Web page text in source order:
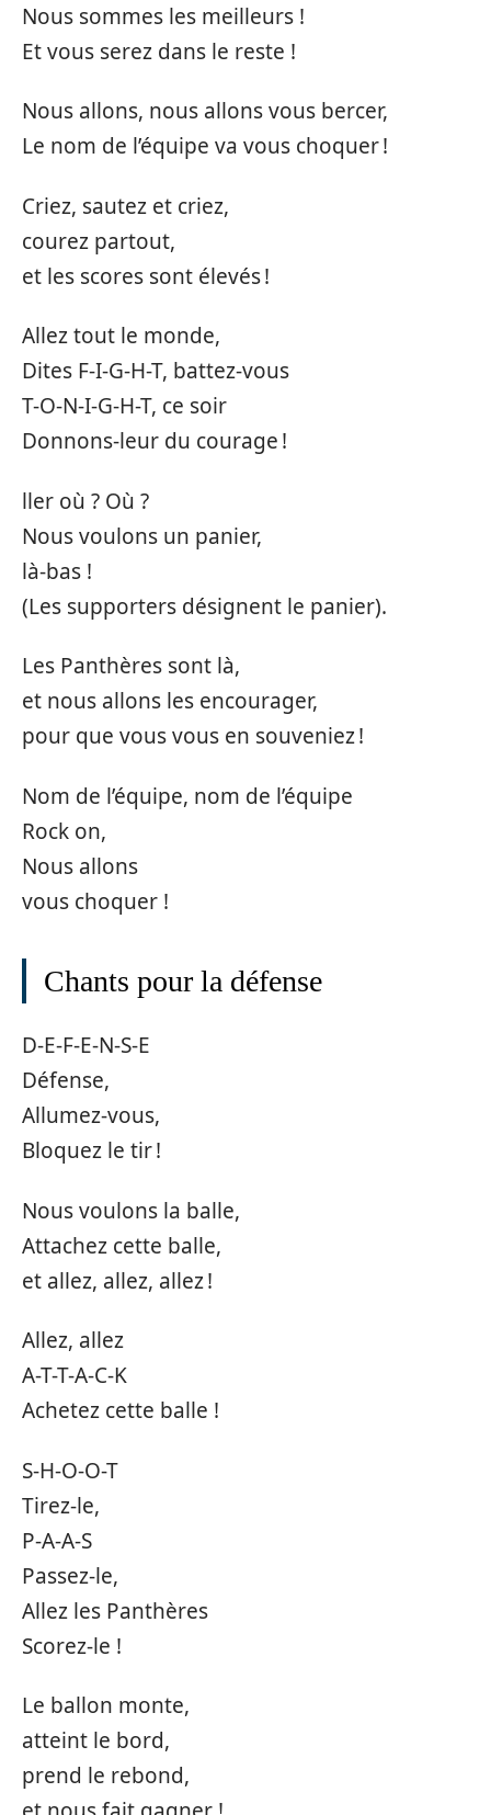
Nous sommes les meilleurs !
Et vous serez dans le reste !
Nous allons, nous allons vous bercer,
Le nom de l’équipe va vous choquer !
Criez, sautez et criez,
courez partout,
et les scores sont élevés !
Allez tout le monde,
Dites F-I-G-H-T, battez-vous
T-O-N-I-G-H-T, ce soir
Donnons-leur du courage !
ller où ? Où ?
Nous voulons un panier,
là-bas !
(Les supporters désignent le panier).
Les Panthères sont là,
et nous allons les encourager,
pour que vous vous en souveniez !
Nom de l’équipe, nom de l’équipe
Rock on,
Nous allons
vous choquer !
Chants pour la défense
D-E-F-E-N-S-E
Défense,
Allumez-vous,
Bloquez le tir !
Nous voulons la balle,
Attachez cette balle,
et allez, allez, allez !
Allez, allez
A-T-T-A-C-K
Achetez cette balle !
S-H-O-O-T
Tirez-le,
P-A-A-S
Passez-le,
Allez les Panthères
Scorez-le !
Le ballon monte,
atteint le bord,
prend le rebond,